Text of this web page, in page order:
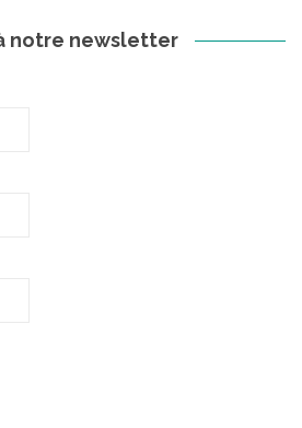
notre newsletter